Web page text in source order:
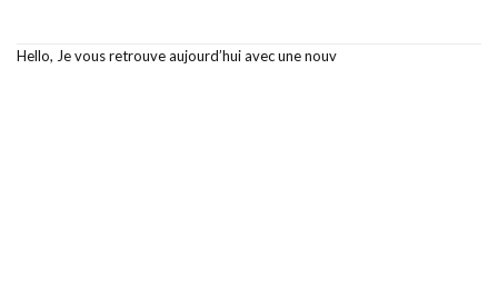
Hello, Je vous retrouve aujourd’hui avec une nouv